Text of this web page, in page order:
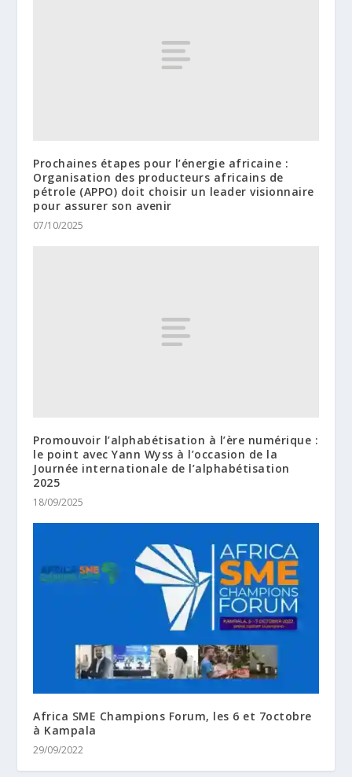
Prochaines étapes pour l’énergie africaine :
Organisation des producteurs africains de
pétrole (APPO) doit choisir un leader visionnaire
pour assurer son avenir
07/10/2025
Promouvoir l’alphabétisation à l’ère numérique :
le point avec Yann Wyss à l’occasion de la
Journée internationale de l’alphabétisation
2025
18/09/2025
Africa SME Champions Forum, les 6 et 7octobre
à Kampala
29/09/2022